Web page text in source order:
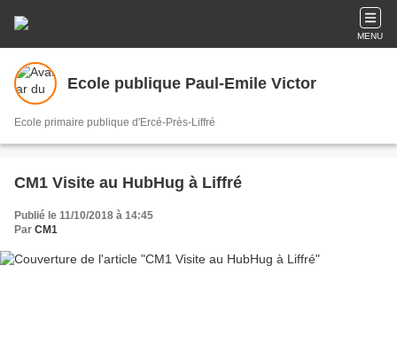
MENU
Ecole publique Paul-Emile Victor
Ecole primaire publique d'Ercé-Près-Liffré
CM1 Visite au HubHug à Liffré
Publié le 11/10/2018 à 14:45
Par CM1